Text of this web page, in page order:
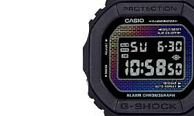
G-shock
DW-5600RW-1
i